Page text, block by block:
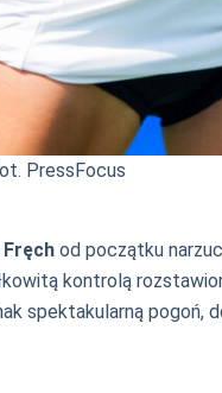
PressFocus
Fręch od początku
kontrolą
spektakularną pogoń,